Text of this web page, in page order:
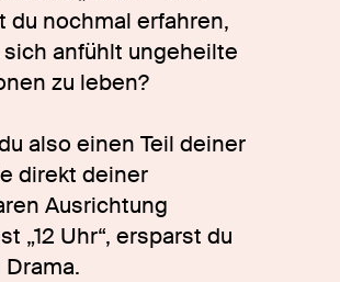
du nochmal erfahren,
anfühlt ungeheilte
zu leben?
also einen Teil deiner
direkt deiner
Ausrichtung
„12 Uhr“, ersparst du